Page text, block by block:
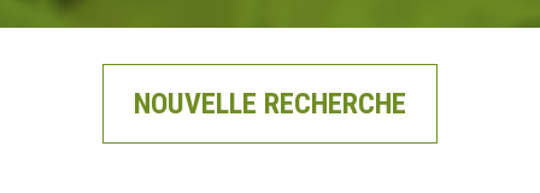
NOUVELLE RECHERCHE